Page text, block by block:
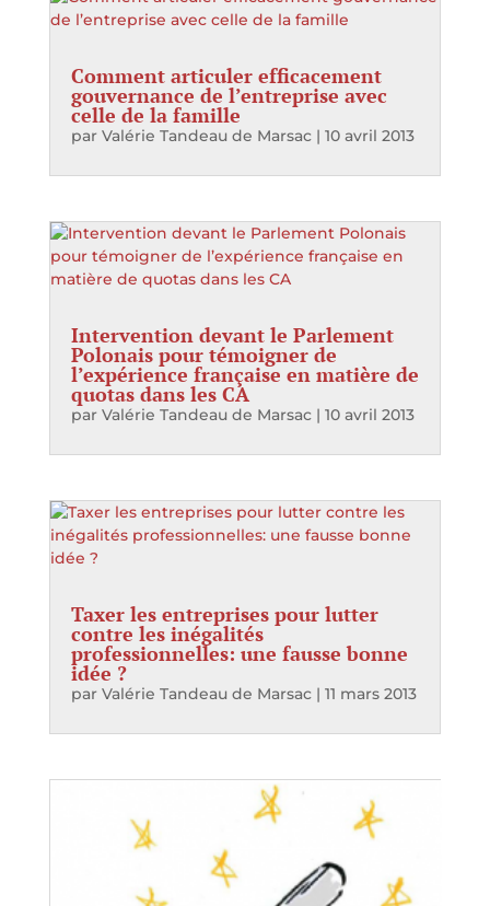
Comment articuler efficacement
gouvernance de l’entreprise avec
celle de la famille
par Valérie Tandeau de Marsac| 10 avril 2013
Intervention devant le Parlement
Polonais pour témoigner de
l’expérience française en matière de
quotas dans les CA
par Valérie Tandeau de Marsac| 10 avril 2013
Taxer les entreprises pour lutter
contre les inégalités
professionnelles: une fausse bonne
idée ?
par Valérie Tandeau de Marsac| 11 mars 2013